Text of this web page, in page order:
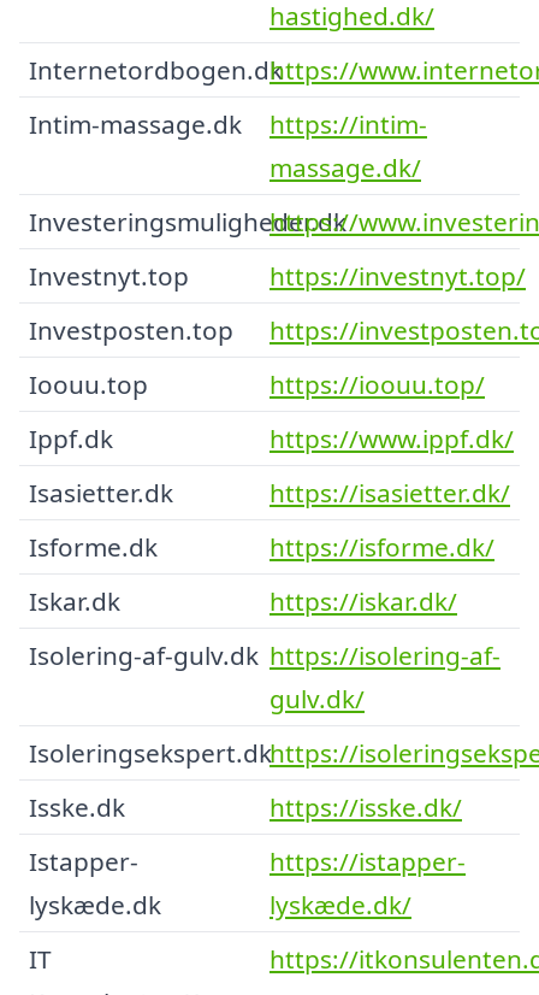
hastighed.dk/
Internetordbogen.dkhttps://
Intim-massage.dk
https://intim-
massage.dk/
Investeringsmuligheder.dk
https://
Investnyt.top
https://investnyt.top/
Investposten.top
https://
Ioouu.top
https://ioouu.top/
Ippf.dk
https://www.ippf.dk/
Isasietter.dk
https://isasietter.dk/
Isforme.dk
https://isforme.dk/
Iskar.dk
https://iskar.dk/
Isolering-af-gulv.dk https://isolering-af-
gulv.dk/
Isoleringsekspert.dkhttps://
Isske.dk
https://isske.dk/
Istapper-
lyskæde.dk
https://istapper-
lyskæde.dk/
IT
https://